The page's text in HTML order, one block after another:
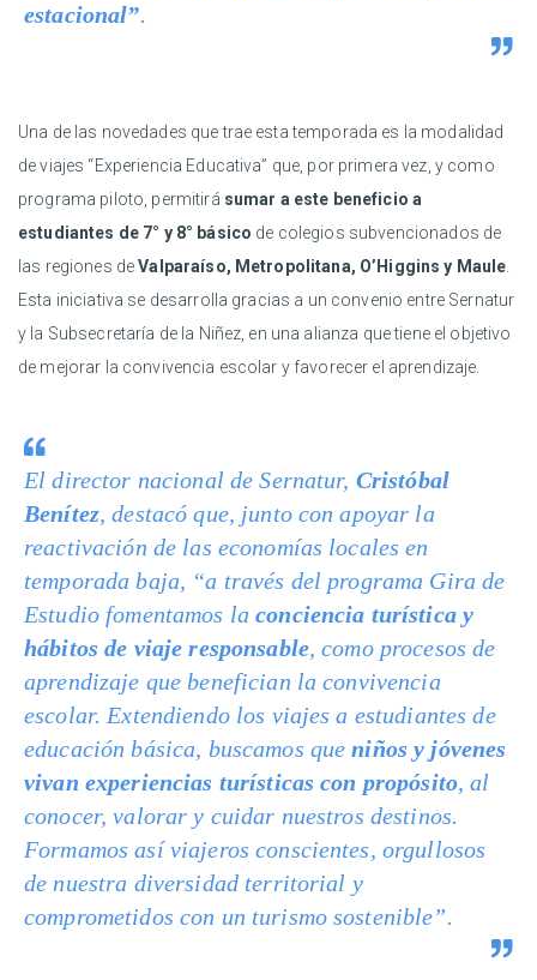
estacional”.
Una de las novedades que trae esta temporada es la modalidad
de viajes “Experiencia Educativa” que, por primera vez, y como
programa piloto, permitirá sumar a este beneficio a
estudiantes de 7° y 8° básico de colegios subvencionados de
las regiones deValparaíso, Metropolitana, O’Higgins y Maule
Esta iniciativa se desarrolla gracias a un convenio entre Sernatur
y la Subsecretaría de la Niñez, en una alianza que tiene el objetivo
de mejorar la convivencia escolar y favorecer el aprendizaje.
El director nacional de Sernatur, Cristóbal
Benítez, destacó que, junto con apoyar la
reactivación de las economías locales en
temporada baja, “a través del programa Gira de
Estudio fomentamos laconciencia turística y
hábitos de viaje responsable, como procesos de
aprendizaje que benefician la convivencia
escolar. Extendiendo los viajes a estudiantes de
educación básica, buscamos queniños y jóvenes
vivan experiencias turísticas con propósito, al
conocer, valorar y cuidar nuestros destinos.
Formamos así viajeros conscientes, orgullosos
de nuestra diversidad territorial y
comprometidos con un turismo sostenible”.